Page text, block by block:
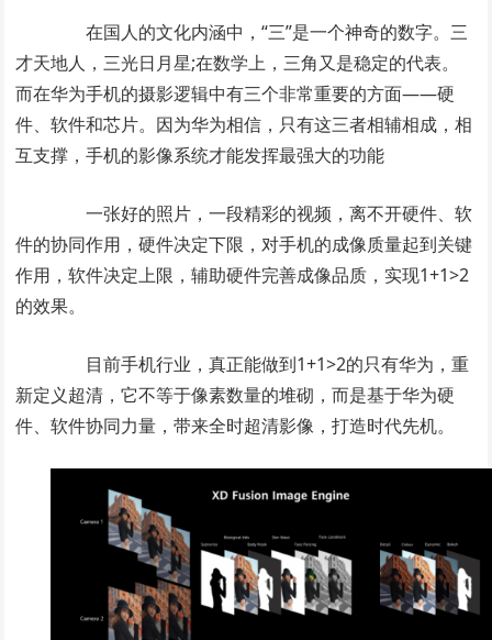
在国人的文化内涵中，“三”是一个神奇的数字。三
才天地人，三光日月星;在数学上，三角又是稳定的代表。
而在华为手机的摄影逻辑中有三个非常重要的方面――硬
件、软件和芯片。因为华为相信，只有这三者相辅相成，相
互支撑，手机的影像系统才能发挥最强大的功能
一张好的照片，一段精彩的视频，离不开硬件、软
件的协同作用，硬件决定下限，对手机的成像质量起到关键
作用，软件决定上限，辅助硬件完善成像品质，实现1+1>2
的效果。
目前手机行业，真正能做到1+1>2的只有华为，重
新定义超清，它不等于像素数量的堆砌，而是基于华为硬
件、软件协同力量，带来全时超清影像，打造时代先机。